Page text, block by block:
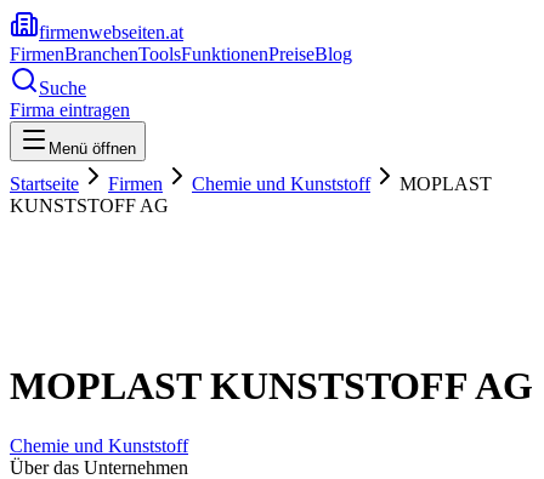
firmenwebseiten.at
FirmenBranchenToolsFunktionenPreiseBlog
Suche
Firma eintragen
Menü öffnen
Startseite Firmen Chemie und Kunststoff
MOPLAST
KUNSTSTOFF AG
MOPLAST KUNSTSTOFF AG
Chemie und Kunststoff
Über das Unternehmen